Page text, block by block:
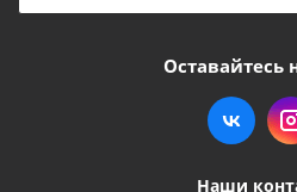
Оставайтесь
Наши